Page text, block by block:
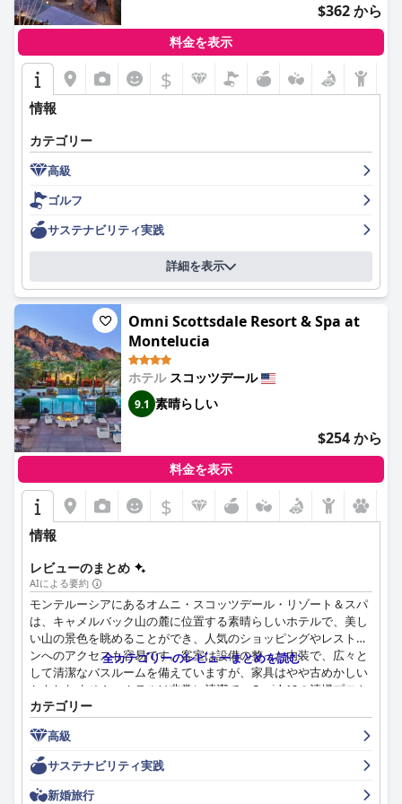
$362 から
料金を表示
$
情報
カテゴリー
高級
ゴルフ
サステナビリティ実践
詳細を表示
Omni Scottsdale Resort & Spa at
Montelucia
ホテル スコッツデール
9.1 素晴らしい
$254 から
料金を表示
$
情報
レビューのまとめ
AIによる要約
モンテルーシアにあるオムニ・スコッツデール・リゾート＆スパ
は、キャメルバック山の麓に位置する素晴らしいホテルで、美し
い山の景色を眺めることができ、人気のショッピングやレストラ
ンへのアクセスも容易です。客室は設備の整った内装で、広々と
して清潔なバスルームを備えていますが、家具はやや古めかしい
かもしれません。ホテルは非常に清潔で、Covid-19の清掃プロト
コルに特別な注意が払われています。スタッフはフレンドリーで
親切で、ホテル全体で5〜7つ星のサービスを提供しています。ス
パは一流で、最高の設備とプール施設を備えていますが、一部の
ゲストは値段が高いと感じました。プールは美しく、手入れが行
き届いており、スタッフが常に清潔に保っています。ベッドは快
適で心地よく、その品質を絶賛するゲストも多くいます。全体と
全カテゴリーのレビューまとめを読む
カテゴリー
高級
サステナビリティ実践
新婚旅行